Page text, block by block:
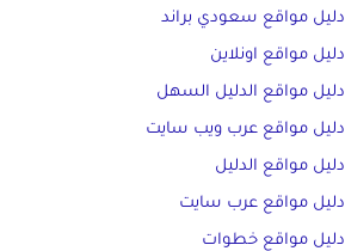
دليل مواقع سعودي براند
دليل مواقع اونلاين
دليل مواقع الدليل السهل
دليل مواقع عرب ويب سايت
دليل مواقع الدليل
دليل مواقع عرب سايت
دليل مواقع خطوات